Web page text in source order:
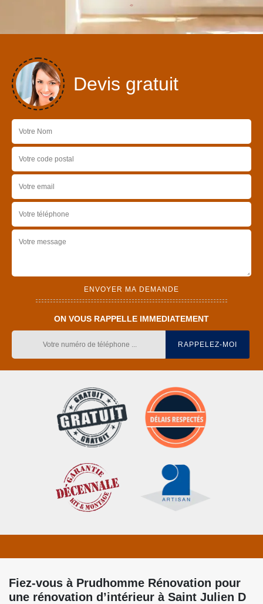
Devis gratuit
ON VOUS RAPPELLE IMMEDIATEMENT
Fiez-vous à Prudhomme Rénovation pour
une rénovation d’intérieur à Saint Julien D